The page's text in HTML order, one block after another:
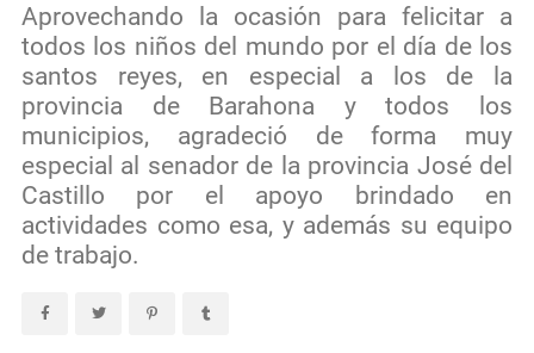
Aprovechando la ocasión para felicitar a
todos los niños del mundo por el día de los
santos reyes, en especial a los de la
provincia de Barahona y todos los
municipios, agradeció de forma muy
especial al senador de la provincia José del
Castillo por el apoyo brindado en
actividades como esa, y además su equipo
de trabajo.